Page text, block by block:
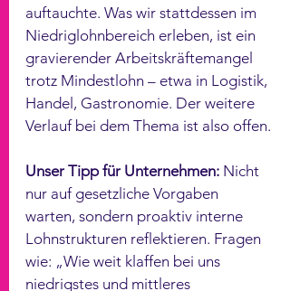
auftauchte. Was wir stattdessen im
Niedriglohnbereich erleben, ist ein
gravierender Arbeitskräftemangel
trotz Mindestlohn – etwa in Logistik,
Handel, Gastronomie. Der weitere
Verlauf bei dem Thema ist also offen.
Unser Tipp für Unternehmen: Nicht
nur auf gesetzliche Vorgaben
warten, sondern proaktiv interne
Lohnstrukturen reflektieren. Fragen
wie: „Wie weit klaffen bei uns
niedrigstes und mittleres